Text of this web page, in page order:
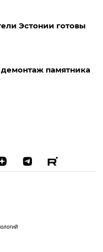
Эстонии готовы
демонтаж памятника